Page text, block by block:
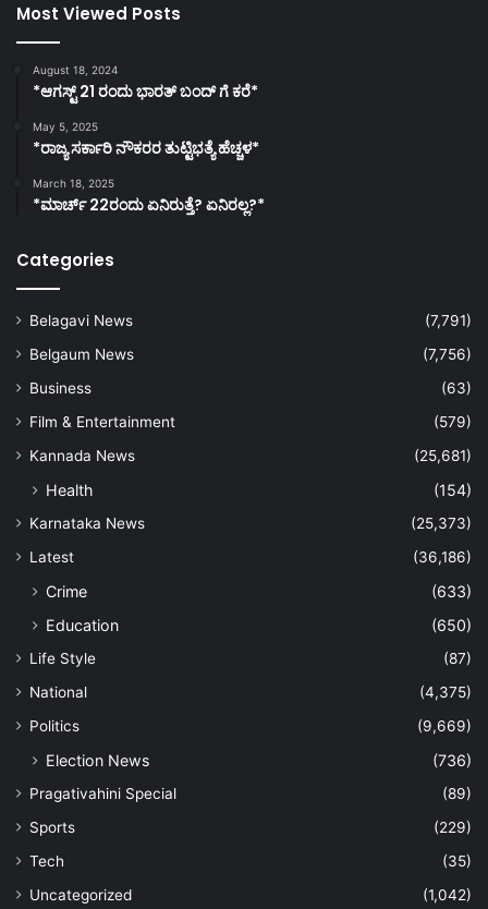
Most Viewed Posts
August 18, 2024
*ಆಗಸ್ಟ್ 21 ರಂದು ಭಾರತ್‌ ಬಂದ್‌ ಗೆ ಕರೆ*
May 5, 2025
*ರಾಜ್ಯ ಸರ್ಕಾರಿ ನೌಕರರ ತುಟ್ಟಿಭತ್ಯೆ ಹೆಚ್ಚಳ*
March 18, 2025
*ಮಾರ್ಚ್ 22ರಂದು ಏನಿರುತ್ತೆ? ಏನಿರಲ್ಲ?*
Categories
Belagavi News
(7,791)
Belgaum News
(7,756)
Business
(63)
Film & Entertainment
(579)
Kannada News
(25,681)
Health (154)
Karnataka News
(25,373)
Latest
(36,186)
Crime
(633)
Education
(650)
Life Style
(87)
National
(4,375)
Politics
(9,669)
Election News (736)
Pragativahini Special
(89)
Sports
(229)
Tech
(35)
Uncategorized
(1,042)